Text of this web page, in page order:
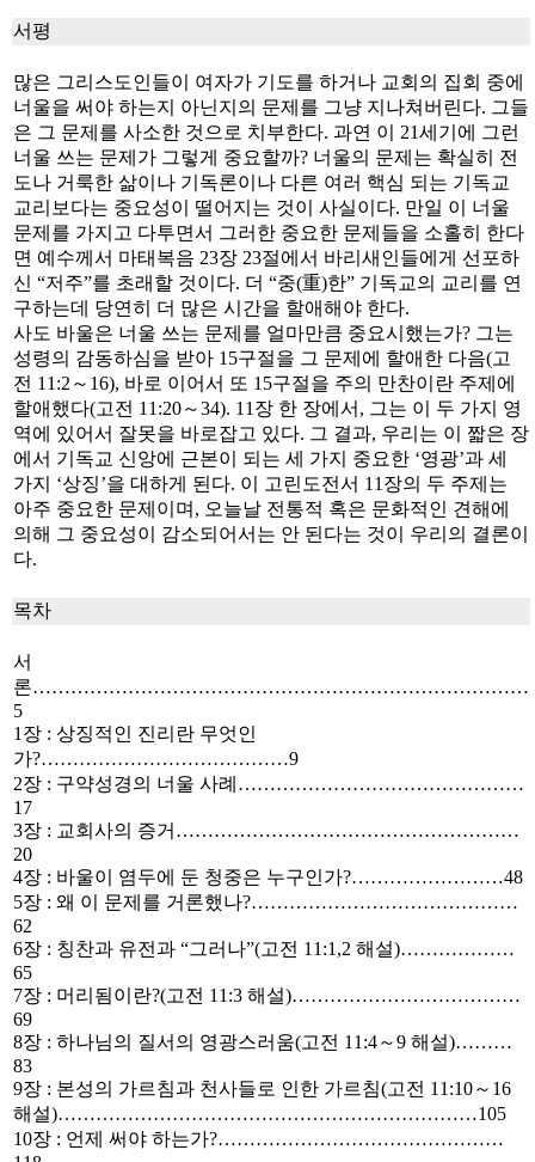
서평
많은 그리스도인들이 여자가 기도를 하거나 교회의 집회 중에
너울을 써야 하는지 아닌지의 문제를 그냥 지나쳐버린다. 그들
은 그 문제를 사소한 것으로 치부한다. 과연 이 21세기에 그런
너울 쓰는 문제가 그렇게 중요할까? 너울의 문제는 확실히 전
도나 거룩한 삶이나 기독론이나 다른 여러 핵심 되는 기독교
교리보다는 중요성이 떨어지는 것이 사실이다. 만일 이 너울
문제를 가지고 다투면서 그러한 중요한 문제들을 소홀히 한다
면 예수께서 마태복음 23장 23절에서 바리새인들에게 선포하
신 “저주”를 초래할 것이다. 더 “중(重)한” 기독교의 교리를 연
구하는데 당연히 더 많은 시간을 할애해야 한다.
사도 바울은 너울 쓰는 문제를 얼마만큼 중요시했는가? 그는
성령의 감동하심을 받아 15구절을 그 문제에 할애한 다음(고
전 11:2～16), 바로 이어서 또 15구절을 주의 만찬이란 주제에
할애했다(고전 11:20～34). 11장 한 장에서, 그는 이 두 가지 영
역에 있어서 잘못을 바로잡고 있다. 그 결과, 우리는 이 짧은 장
에서 기독교 신앙에 근본이 되는 세 가지 중요한 ‘영광’과 세
가지 ‘상징’을 대하게 된다. 이 고린도전서 11장의 두 주제는
아주 중요한 문제이며, 오늘날 전통적 혹은 문화적인 견해에
의해 그 중요성이 감소되어서는 안 된다는 것이 우리의 결론이
다.
목차
서
론……………………………………………………………………
5
1장 : 상징적인 진리란 무엇인
가?…………………………………9
2장 : 구약성경의 너울 사례………………………………………
17
3장 : 교회사의 증거………………………………………………
20
4장 : 바울이 염두에 둔 청중은 누구인가?……………………48
5장 : 왜 이 문제를 거론했나?……………………………………
62
6장 : 칭찬과 유전과 “그러나”(고전 11:1,2 해설)………………
65
7장 : 머리됨이란?(고전 11:3 해설)………………………………
69
8장 : 하나님의 질서의 영광스러움(고전 11:4～9 해설)………
83
9장 : 본성의 가르침과 천사들로 인한 가르침(고전 11:10～16
해설)…………………………………………………………105
10장 : 언제 써야 하는가?………………………………………